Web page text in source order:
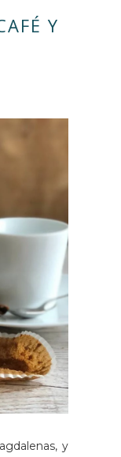
Y
y